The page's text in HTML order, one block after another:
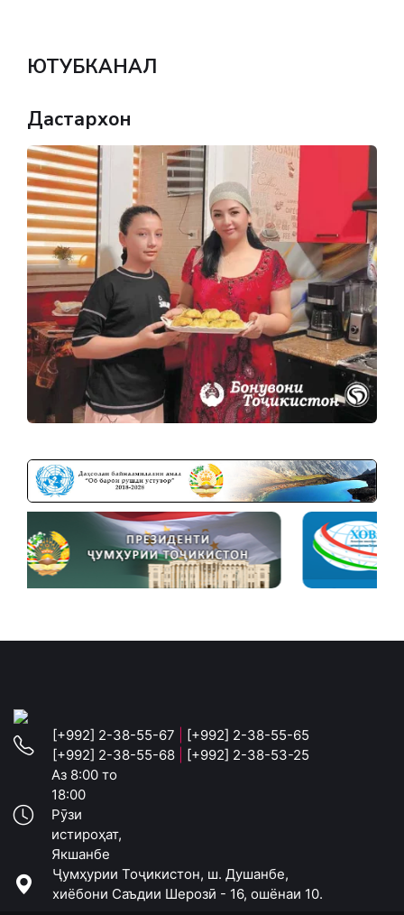
ЮТУБКАНАЛ
Дастархон
[+992] 2-38-55-67
[+992] 2-38-55-65
[+992] 2-38-55-68
[+992] 2-38-53-25
Аз 8:00 то
18:00
Рӯзи
истироҳат,
Якшанбе
Ҷумҳурии Тоҷикистон, ш. Душанбе,
хиёбони Саъдии Шерозӣ - 16, ошёнаи 10.